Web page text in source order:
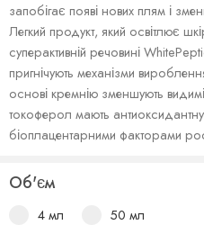
запобігає появі нових плям і
Легкий продукт, який освітлює
суперактивній речовині
пригнічують механізми
основі кремнію зменшують
токоферол мають антиоксидантну
біоплацентарними факторами
Об'єм
4 мл 50 мл